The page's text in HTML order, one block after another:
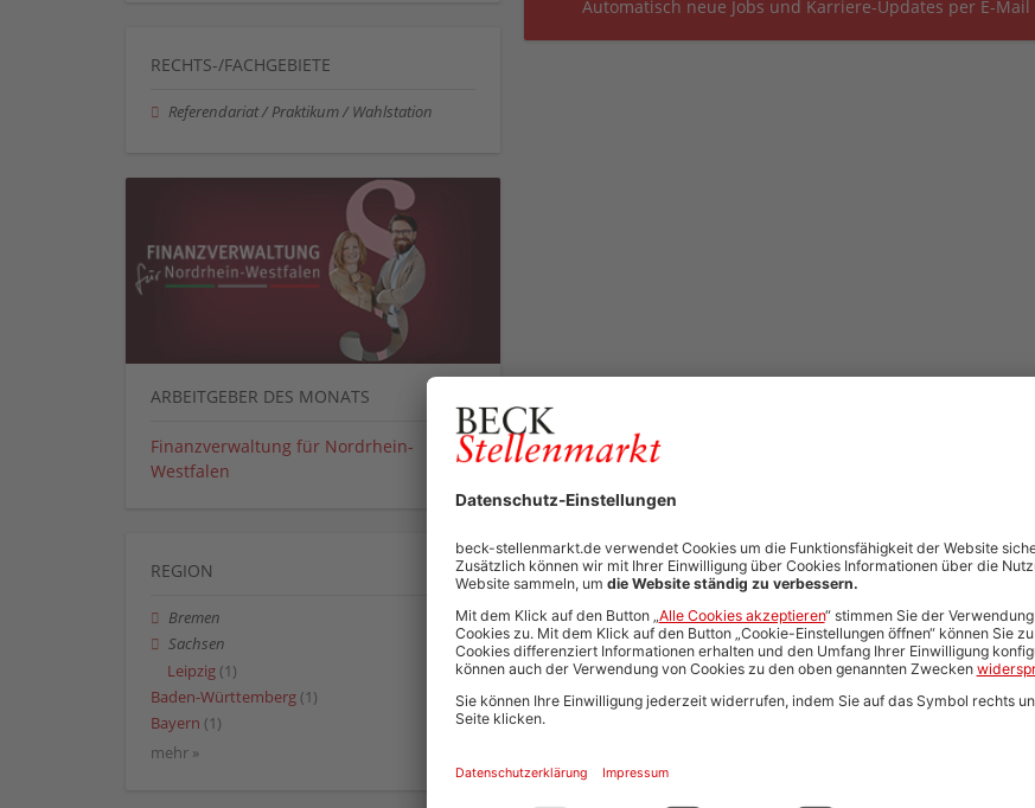
Automatisch neue Jobs und Karriere-Updates per E-
RECHTS-/FACHGEBIETE
Referendariat / Praktikum / Wahlstation
ARBEITGEBER DES MONATS
Finanzverwaltung für Nordrhein-
Westfalen
REGION
Bremen
Sachsen
Leipzig (1)
Baden-Württemberg (1)
Bayern (1)
mehr »